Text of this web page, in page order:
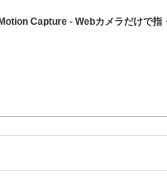
Capture - Webカメラだけで指